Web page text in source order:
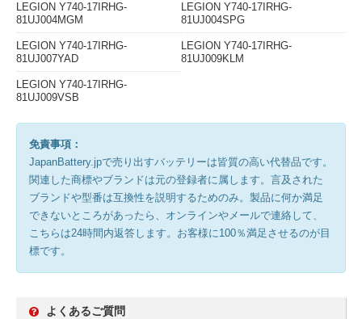
LEGION Y740-17IRHG-
81UJ004MGM
LEGION Y740-17IRHG-
81UJ004SPG
LEGION Y740-17IRHG-
81UJ007YAD
LEGION Y740-17IRHG-
81UJ009KLM
LEGION Y740-17IRHG-
81UJ009VSB
免責事項：
JapanBattery.jpで売り出すバッテリーは皆質の高い代替品です。
関連した商標やブランドは元の登録者に属します。言及された
ブランドや型番は互換性を説明するためのみ。製品に何か満足
できないところがあったら、オンラインやメールで連絡して、
こちらは24時間内返答します。お客様に100％満足させるのが目
標です。
よくあるご質問